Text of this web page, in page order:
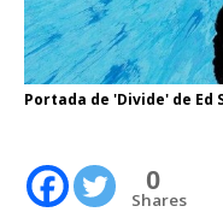
Portada de 'Divide' de Ed
0
Shares